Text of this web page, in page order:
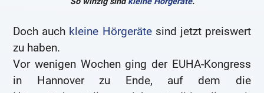
Doch auch kleine Hörgerätesind jetzt preiswert
zu haben.
Vor wenigen Wochen ging der EUHA-Kongress
in Hannover zu Ende, auf dem die